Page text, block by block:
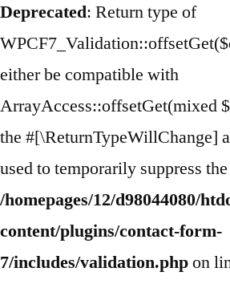
Deprecated: Return type of
either be compatible with
ArrayAccess::offsetGet(mixed
the #[\ReturnTypeWillChange]
used to temporarily suppress
/homepages/12/d98044080/
content/plugins/contact-form-
7/includes/validation.phpon